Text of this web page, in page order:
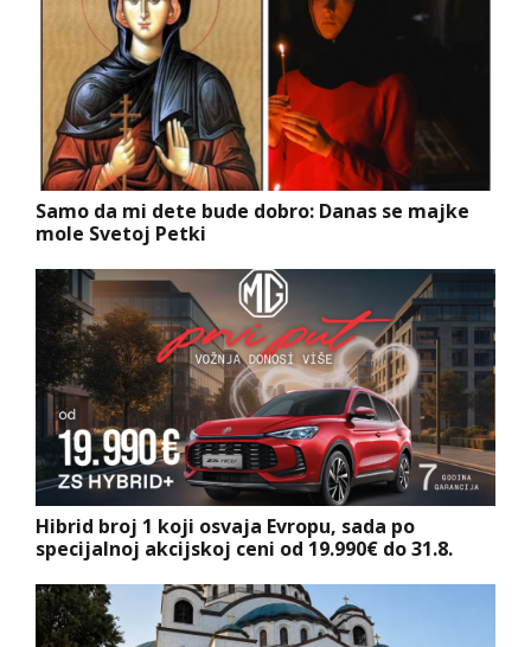
Samo da mi dete bude dobro: Danas se majke
mole Svetoj Petki
Hibrid broj 1 koji osvaja Evropu, sada po
specijalnoj akcijskoj ceni od 19.990€ do 31.8.